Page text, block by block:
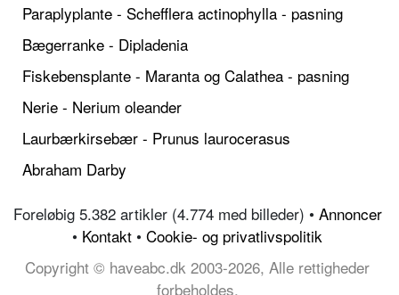
Paraplyplante - Schefflera actinophylla - pasning
Bægerranke - Dipladenia
Fiskebensplante - Maranta og Calathea - pasning
Nerie - Nerium oleander
Laurbærkirsebær - Prunus laurocerasus
Abraham Darby
Foreløbig 5.382 artikler (4.774 med billeder) • Annoncer
• Kontakt • Cookie- og privatlivspolitik
Copyright © haveabc.dk 2003-2026, Alle rettigheder
forbeholdes.